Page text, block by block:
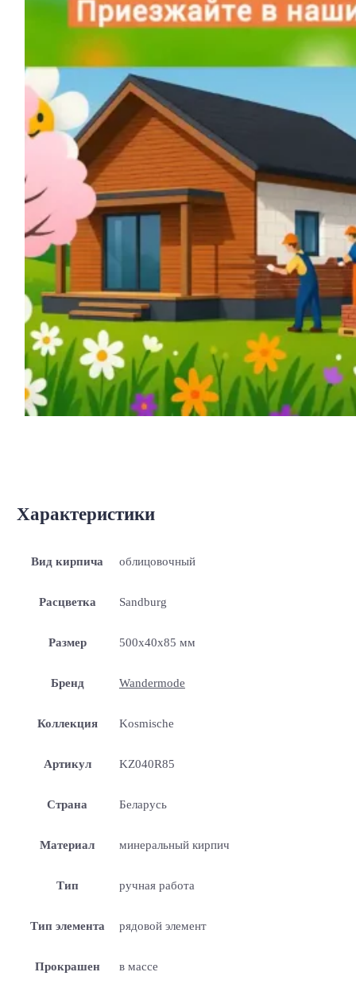
Характеристики
Вид кирпича облицовочный
Расцветка Sandburg
Размер 500x40x85 мм
Бренд Wandermode
Коллекция Kosmische
Артикул KZ040R85
Страна Беларусь
Материал минеральный кирпич
Тип ручная работа
Тип элемента рядовой элемент
Прокрашен в массе